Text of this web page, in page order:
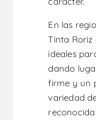
En las
Tinta
ideales
dando
firme y un
variedad